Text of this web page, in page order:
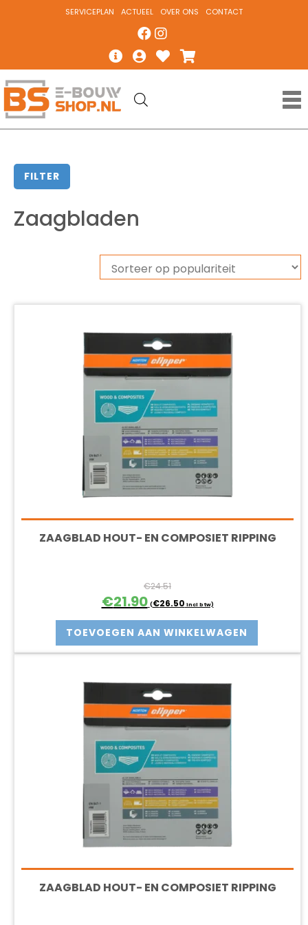
SERVICEPLAN ACTUEEL OVER ONS CONTACT
FILTER
Zaagbladen
ZAAGBLAD HOUT- EN COMPOSIET RIPPING
€24.51
Oorspronkelijke
prijs
was:
€24.51.
€21.90Huidige
prijs
is:
€21.90.
(€26.50 incl btw)
TOEVOEGEN AAN WINKELWAGEN
ZAAGBLAD HOUT- EN COMPOSIET RIPPING